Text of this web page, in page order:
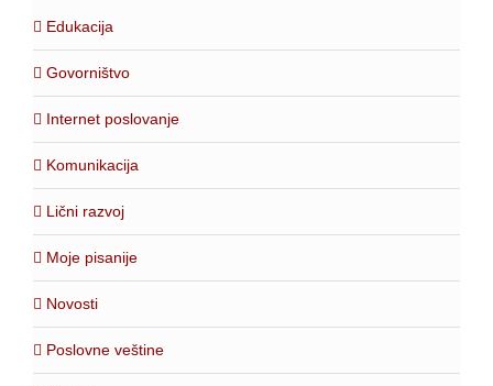
Edukacija
Govorništvo
Internet poslovanje
Komunikacija
Lični razvoj
Moje pisanije
Novosti
Poslovne veštine